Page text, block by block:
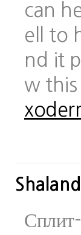
can
ell to
nd it
w